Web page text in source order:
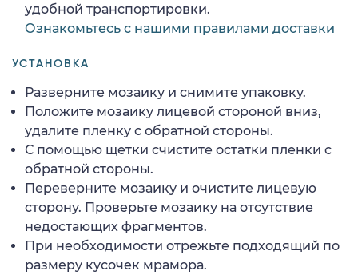
удобной транспортировки.
Ознакомьтесь с нашими правилами доставки
УСТАНОВКА
Разверните мозаику и снимите упаковку.
Положите мозаику лицевой стороной вниз,
удалите пленку с обратной стороны.
С помощью щетки счистите остатки пленки с
обратной стороны.
Переверните мозаику и очистите лицевую
сторону. Проверьте мозаику на отсутствие
недостающих фрагментов.
При необходимости отрежьте подходящий по
размеру кусочек мрамора.